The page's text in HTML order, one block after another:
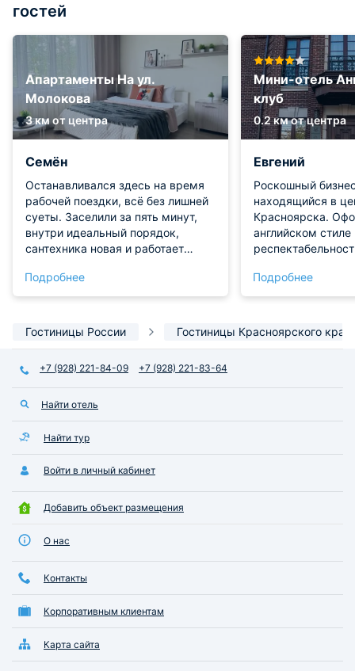
гостей
Апартаменты На ул.
Молокова
3 км от центра
Семён
Останавливался здесь на время
рабочей поездки, всё без лишней
суеты. Заселили за пять минут,
внутри идеальный порядок,
сантехника новая и работает
полно магазинов и кафешек, где
можно быстро перекусить после
— шикарный вариант,
Подробнее
Мини-отель
клуб
0.2 км от центра
Евгений
Роскошный
находящийся в
Красноярска.
английском стиле
предложенной
довольны
и стол есть,
Подробнее
Гостиницы России Гостиницы Красноярского края
+7 (928) 221-84-09 +7 (928) 221-83-64
Найти отель
Найти тур
Войти в личный кабинет
Добавить объект размещения
О нас
Контакты
Корпоративным клиентам
Карта сайта